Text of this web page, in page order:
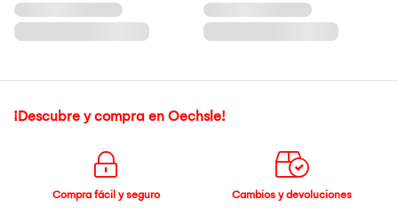
¡Descubre y compra en Oechsle!
Compra fácil y seguro
Cambios y devoluciones